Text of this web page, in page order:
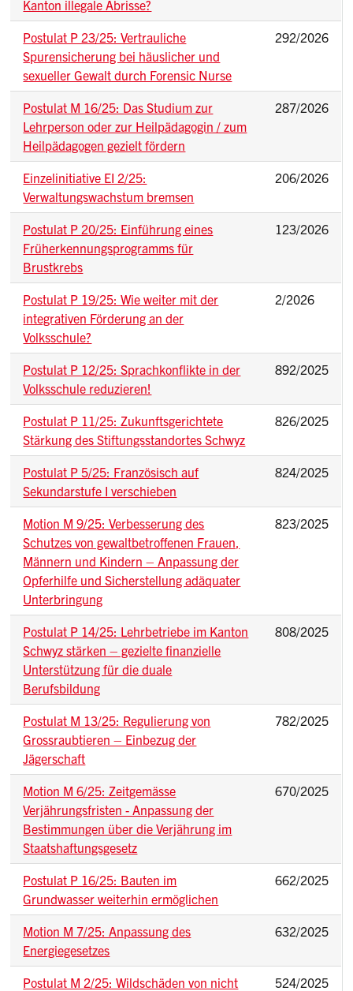
Kanton illegale Abrisse?
Postulat P 23/25: Vertrauliche
Spurensicherung bei häuslicher und
sexueller Gewalt durch Forensic Nurse
292/2026
Postulat M 16/25: Das Studium zur
Lehrperson oder zur Heilpädagogin / zum
Heilpädagogen gezielt fördern
287/2026
Einzelinitiative EI 2/25:
Verwaltungswachstum bremsen
206/2026
Postulat P 20/25: Einführung eines
Früherkennungsprogramms für
Brustkrebs
123/2026
Postulat P 19/25: Wie weiter mit der
integrativen Förderung an der
Volksschule?
2/2026
Postulat P 12/25: Sprachkonflikte in der
Volksschule reduzieren!
892/2025
Postulat P 11/25: Zukunftsgerichtete
Stärkung des Stiftungsstandortes Schwyz
826/2025
Postulat P 5/25: Französisch auf
Sekundarstufe I verschieben
824/2025
Motion M 9/25: Verbesserung des
Schutzes von gewaltbetroffenen Frauen,
Männern und Kindern – Anpassung der
Opferhilfe und Sicherstellung adäquater
Unterbringung
823/2025
Postulat P 14/25: Lehrbetriebe im Kanton
Schwyz stärken – gezielte finanzielle
Unterstützung für die duale
Berufsbildung
808/2025
Postulat M 13/25: Regulierung von
Grossraubtieren – Einbezug der
Jägerschaft
782/2025
Motion M 6/25: Zeitgemässe
Verjährungsfristen - Anpassung der
Bestimmungen über die Verjährung im
Staatshaftungsgesetz
670/2025
Postulat P 16/25: Bauten im
Grundwasser weiterhin ermöglichen
662/2025
Motion M 7/25: Anpassung des
Energiegesetzes
632/2025
Postulat M 2/25: Wildschäden von nicht
524/2025